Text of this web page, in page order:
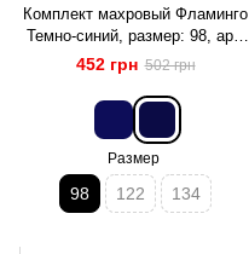
Комплект махровый Фламинго
Темно-синий, размер: 98, арт.
855-905
452 грн 502 грн
Размер
98 122 134